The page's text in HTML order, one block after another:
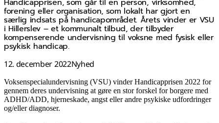
Handicapprisen, som går til en person, virksomhed,
forening eller organisation, som lokalt har gjort en
særlig indsats på handicapområdet. Årets vinder er VSU
i Hillerslev – et kommunalt tilbud, der tilbyder
kompenserende undervisning til voksne med fysisk eller
psykisk handicap.
12. december 2022Nyhed
Voksenspecialundervisning (VSU) vinder Handicapprisen 2022 for
gennem deres undervisning at gøre en stor forskel for borgere med
ADHD/ADD, hjerneskade, angst eller andre psykiske udfordringer
og/eller diagnoser.